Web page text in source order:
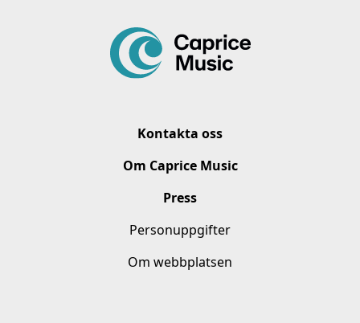
Kontakta oss
Om Caprice Music
Press
Personuppgifter
Om webbplatsen